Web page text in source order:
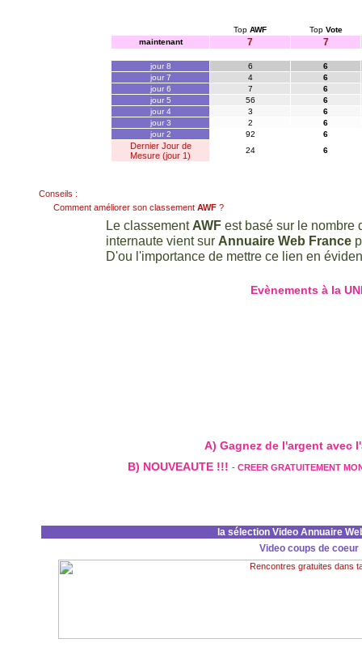
Top AWF Top Vote
maintenant
7 7
jour 8 6
6
jour 7
4
6
jour 6
7
6
jour 5
56
6
jour 4
3
6
jour 3
2
6
jour 2
92 6
Dernier Jour de
Mesure (jour 1)
24 6
Conseils :
Comment améliorer son classement AWF ?
Le classement AWF est basé sur le nombre
internaute vient sur Annuaire Web France
D'ou l'importance de mettre ce lien en
Evènements à la
A) Gagnez de l'argent avec
B) NOUVEAUTE !!! - CREER GRATUITEMENT
la sélection Video Annuaire
Video coups de coeur